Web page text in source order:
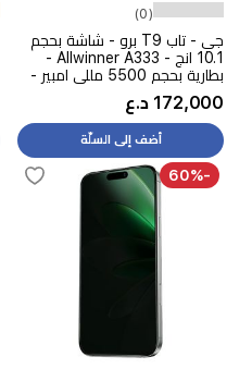
(0)
جي - تاب T9 برو - شاشة بحجم
10.1 انج - Allwinner A333 -
بطارية بحجم 5500 مللي امبير -
بقوة 10 واط - ازرق + قلم +
كيبورد + ماوس
172,000 د.ع
أضف إلى السلّة
-60%